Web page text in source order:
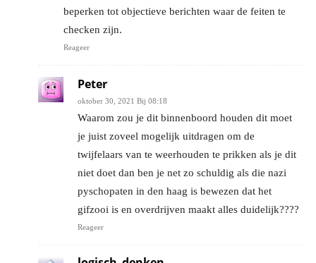
beperken tot objectieve berichten waar de feiten te
checken zijn.
Reageer
Peter
oktober 30, 2021 Bij 08:18
Waarom zou je dit binnenboord houden dit moet
je juist zoveel mogelijk uitdragen om de
twijfelaars van te weerhouden te prikken als je dit
niet doet dan ben je net zo schuldig als die nazi
pyschopaten in den haag is bewezen dat het
gifzooi is en overdrijven maakt alles duidelijk????
Reageer